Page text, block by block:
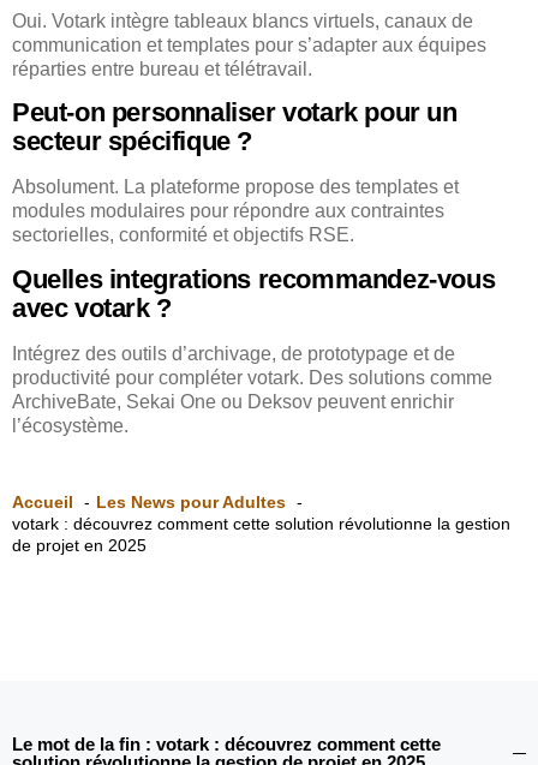
Oui. Votark intègre tableaux blancs virtuels, canaux de
communication et templates pour s’adapter aux équipes
réparties entre bureau et télétravail.
Peut-on personnaliser votark pour un
secteur spécifique ?
Absolument. La plateforme propose des templates et
modules modulaires pour répondre aux contraintes
sectorielles, conformité et objectifs RSE.
Quelles integrations recommandez-vous
avec votark ?
Intégrez des outils d’archivage, de prototypage et de
productivité pour compléter votark. Des solutions comme
ArchiveBate, Sekai One ou Deksov peuvent enrichir
l’écosystème.
Accueil
Les News pour Adultes
votark : découvrez comment cette solution révolutionne la gestion
de projet en 2025
Le mot de la fin : votark : découvrez comment cette